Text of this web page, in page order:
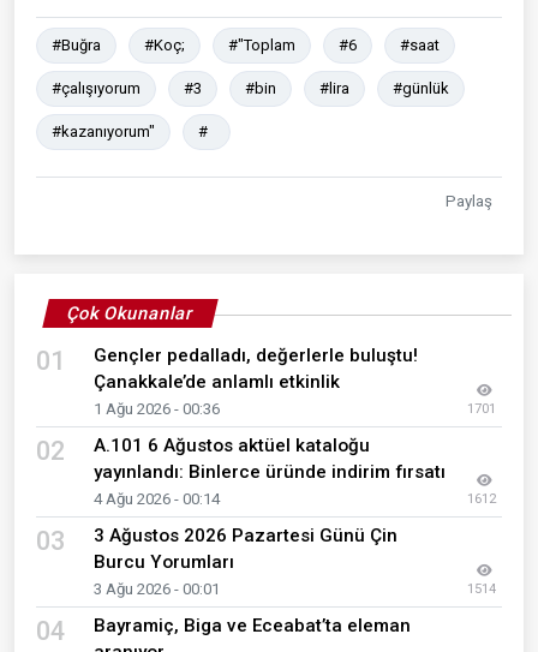
#Buğra #Koç; #"Toplam #6 #saat
#çalışıyorum #3 #bin #lira #günlük
#kazanıyorum" #
Paylaş
Çok Okunanlar
01
Gençler pedalladı, değerlerle buluştu!
Çanakkale’de anlamlı etkinlik
1 Ağu 2026 - 00:36 1701
02
A.101 6 Ağustos aktüel kataloğu
yayınlandı: Binlerce üründe indirim fırsatı
4 Ağu 2026 - 00:14 1612
03
3 Ağustos 2026 Pazartesi Günü Çin
Burcu Yorumları
3 Ağu 2026 - 00:01 1514
04
Bayramiç, Biga ve Eceabat’ta eleman